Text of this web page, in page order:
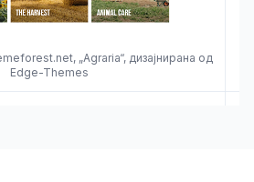
„Agraria“, дизајнирана од
Edge-Themes